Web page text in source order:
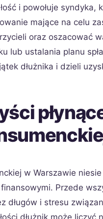
i powołuje
mające na celu
oraz oszacować
lub ustalania planu
dłużnika i dzieli
w Warszawie
Przede
długów i stresu
dłużnik może